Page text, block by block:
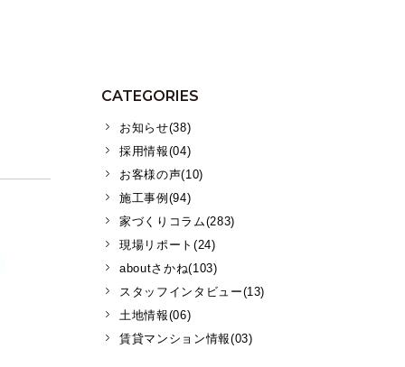
CATEGORIES
お知らせ(38)
採用情報(04)
お客様の声(10)
施工事例(94)
家づくりコラム(283)
現場リポート(24)
aboutさかね(103)
スタッフインタビュー(13)
土地情報(06)
賃貸マンション情報(03)